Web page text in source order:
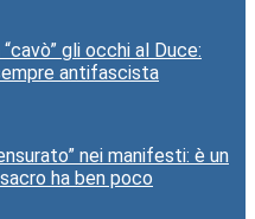
gli occhi al Duce:
antifascista
nei manifesti: è un
ha ben poco